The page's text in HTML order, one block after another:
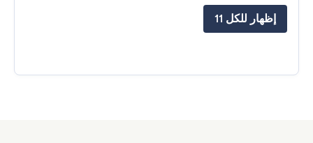
إظهار للكل 11